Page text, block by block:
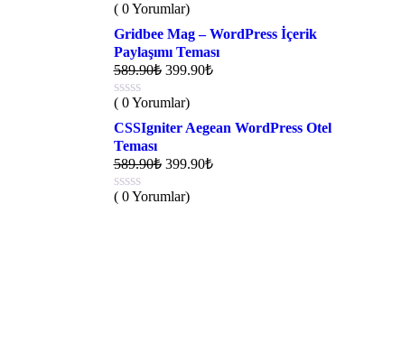
( 0 Yorumlar)
Gridbee Mag – WordPress İçerik
Paylaşımı Teması
589.90₺ 399.90₺
( 0 Yorumlar)
CSSIgniter Aegean WordPress Otel
Teması
589.90₺ 399.90₺
( 0 Yorumlar)